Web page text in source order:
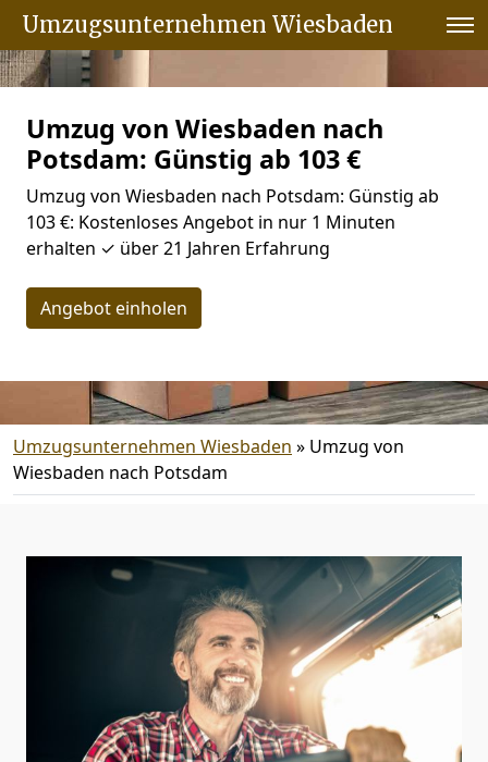
Umzugsunternehmen Wiesbaden
Umzug von Wiesbaden nach
Potsdam: Günstig ab 103 €
Umzug von Wiesbaden nach Potsdam: Günstig ab
103 €: Kostenloses Angebot in nur 1 Minuten
erhalten ✓ über 21 Jahren Erfahrung
Angebot einholen
Umzugsunternehmen Wiesbaden » Umzug von
Wiesbaden nach Potsdam